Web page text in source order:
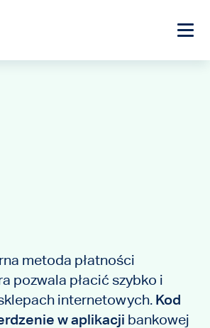
metoda płatności
pozwala płacić szybko i
internetowych. Kod
w aplikacji bankowej